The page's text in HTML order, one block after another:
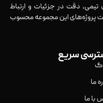
دقت در جزئیات و ارتباط
پروژه‌های این مجموعه محسوب
سریع
ما
با ما